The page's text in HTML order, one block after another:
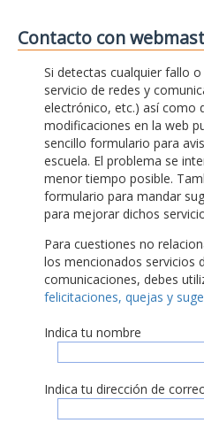
Contacto con
Si detectas cualquier fallo
servicio de redes y
electrónico, etc.) así como
modificaciones en la web
sencillo formulario para
escuela. El problema se
menor tiempo posible.
formulario para mandar
para mejorar dichos
Para cuestiones no
los mencionados servicios
comunicaciones, debes
felicitaciones, quejas y
Indica tu nombre
Indica tu dirección de